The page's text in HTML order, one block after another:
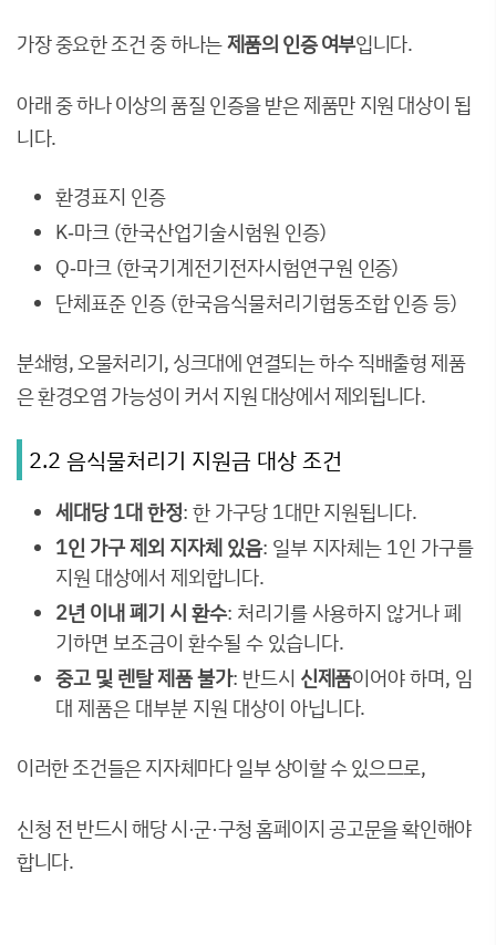
가장 중요한 조건 중 하나는제품의 인증 여부입니다.
아래 중 하나 이상의 품질 인증을 받은 제품만 지원 대상이 됩
니다.
환경표지 인증
K‑마크 (한국산업기술시험원 인증)
Q‑마크 (한국기계전기전자시험연구원 인증)
단체표준 인증 (한국음식물처리기협동조합 인증 등)
분쇄형, 오물처리기, 싱크대에 연결되는 하수 직배출형 제품
은 환경오염 가능성이 커서 지원 대상에서 제외됩니다.
2.2 음식물처리기 지원금 대상 조건
세대당 1대 한정: 한 가구당 1대만 지원됩니다.
1인 가구 제외 지자체 있음: 일부 지자체는 1인 가구를
지원 대상에서 제외합니다.
2년 이내 폐기 시 환수: 처리기를 사용하지 않거나 폐
기하면 보조금이 환수될 수 있습니다.
중고 및 렌탈 제품 불가: 반드시 신제품이어야 하며, 임
대 제품은 대부분 지원 대상이 아닙니다.
이러한 조건들은 지자체마다 일부 상이할 수 있으므로,
신청 전 반드시 해당 시·군·구청 홈페이지 공고문을 확인해야
합니다.